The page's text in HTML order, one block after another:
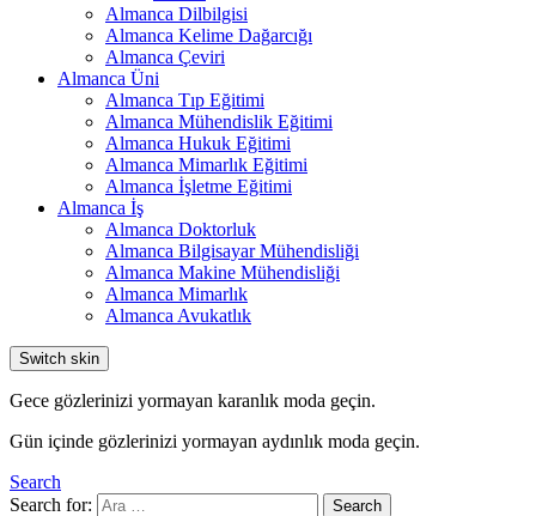
Almanca Dilbilgisi
Almanca Kelime Dağarcığı
Almanca Çeviri
Almanca Üni
Almanca Tıp Eğitimi
Almanca Mühendislik Eğitimi
Almanca Hukuk Eğitimi
Almanca Mimarlık Eğitimi
Almanca İşletme Eğitimi
Almanca İş
Almanca Doktorluk
Almanca Bilgisayar Mühendisliği
Almanca Makine Mühendisliği
Almanca Mimarlık
Almanca Avukatlık
Switch skin
Gece gözlerinizi yormayan karanlık moda geçin.
Gün içinde gözlerinizi yormayan aydınlık moda geçin.
Search
Search for:
Search